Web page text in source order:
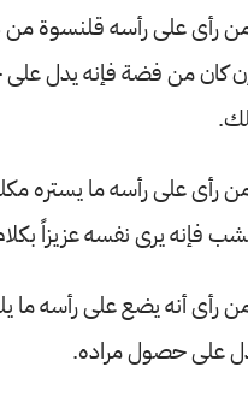
رأى على رأسه قلنسوة
كان من فضة فإنه يدل
رأى على رأسه ما يستره
فإنه يرى نفسه عزيزاً
رأى أنه يضع على رأسه ما
على حصول مراده.